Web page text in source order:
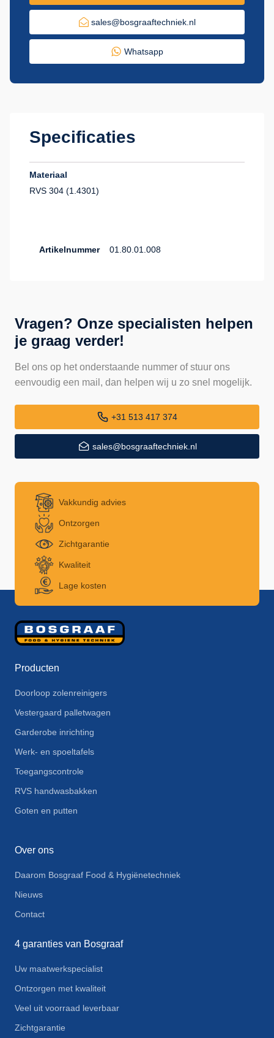
sales@bosgraaftechniek.nl
Whatsapp
Specificaties
Materiaal
RVS 304 (1.4301)
Artikelnummer 01.80.01.008
Vragen? Onze specialisten helpen
je graag verder!
Bel ons op het onderstaande nummer of stuur ons
eenvoudig een mail, dan helpen wij u zo snel mogelijk.
+31 513 417 374
sales@bosgraaftechniek.nl
Vakkundig advies
Ontzorgen
Zichtgarantie
Kwaliteit
Lage kosten
Producten
Doorloop zolenreinigers
Vestergaard palletwagen
Garderobe inrichting
Werk- en spoeltafels
Toegangscontrole
RVS handwasbakken
Goten en putten
Over ons
Daarom Bosgraaf Food & Hygiënetechniek
Nieuws
Contact
4 garanties van Bosgraaf
Uw maatwerkspecialist
Ontzorgen met kwaliteit
Veel uit voorraad leverbaar
Zichtgarantie